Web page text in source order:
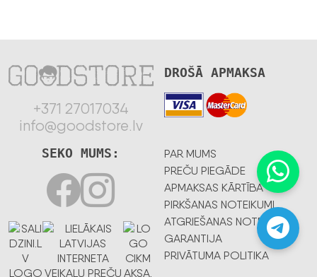
+371 27017034
info@goodstore.lv
DROŠĀ APMAKSA
PAR MUMS
PREČU PIEGĀDE
APMAKSAS KĀRTĪBA
PIRKŠANAS NOTEIKUMI
ATGRIEŠANAS NOTEIKUMI
GARANTIJA
PRIVĀTUMA POLITIKA
SEKO MUMS: